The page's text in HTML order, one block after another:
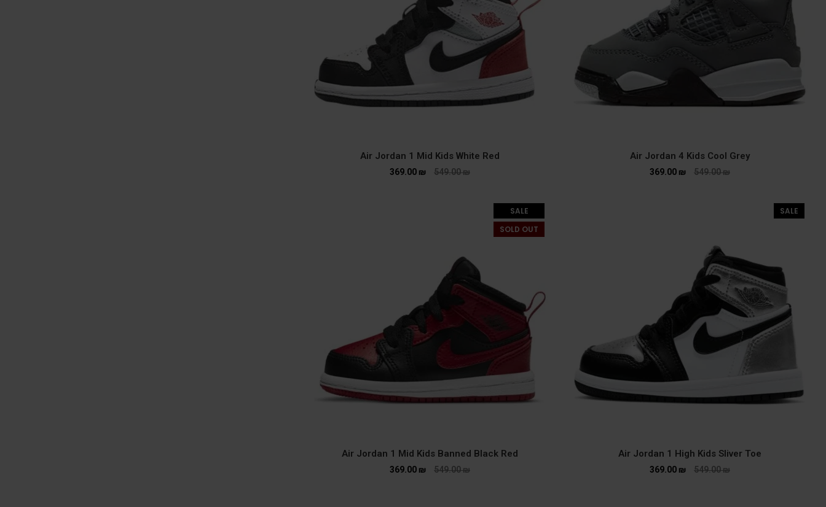
Air Jordan 4 Kids Cool Grey
549.00₪
369.00 ₪
Air Jordan 1 Mid Kids White Red
549.00₪
369.00 ₪
SALE
Air Jordan 1 High Kids Sliver Toe
549.00₪
369.00 ₪
SALE
SOLD OUT
Air Jordan 1 Mid Kids Banned Black Red
549.00₪
369.00 ₪